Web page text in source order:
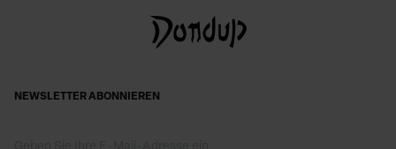
NEWSLETTER ABONNIEREN